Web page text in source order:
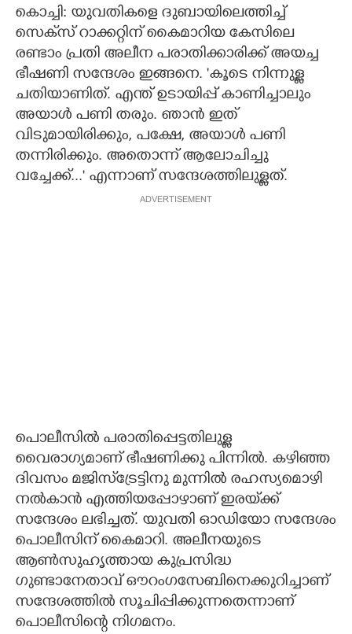
CARTOONS
LITERATURE
ZOOM
CONTACT US
കൊച്ചി: യുവതികളെ ദുബായിലെത്തിച്ച്
സെക്‌സ് റാക്കറ്റിന് കൈമാറിയ കേസിലെ
രണ്ടാം പ്രതി അലീന പരാതിക്കാരിക്ക് അയച്ച
ഭീഷണി സന്ദേശം ഇങ്ങനെ. 'കൂടെ നിന്നുള്ള
ചതിയാണിത്. എന്ത് ഉടായിപ്പ് കാണിച്ചാലും
അയാൾ പണി തരും. ഞാൻ ഇത്
വിടുമായിരിക്കും, പക്ഷേ,​ അയാൾ പണി
തന്നിരിക്കും. അതൊന്ന് ആലോചിച്ചു
വച്ചേക്ക്..." എന്നാണ് സന്ദേശത്തിലുള്ളത്.
ADVERTISEMENT
പൊലീസിൽ പരാതിപ്പെട്ടതിലുള്ള
വൈരാഗ്യമാണ് ഭീഷണിക്കു പിന്നിൽ. കഴിഞ്ഞ
ദിവസം മജിസ്‌ട്രേട്ടിനു മുന്നിൽ രഹസ്യമൊഴി
നൽകാൻ എത്തിയപ്പോഴാണ് ഇരയ്‌ക്ക്
സന്ദേശം ലഭിച്ചത്. യുവതി ഓഡിയോ സന്ദേശം
പൊലീസിന് കൈമാറി. അലീനയുടെ
ആൺസുഹൃത്തായ കുപ്രസിദ്ധ
ഗുണ്ടാനേതാവ് ഔറംഗസേബിനെക്കുറിച്ചാണ്
സന്ദേശത്തിൽ സൂചിപ്പിക്കുന്നതെന്നാണ്
പൊലീസിന്റെ നിഗമനം.